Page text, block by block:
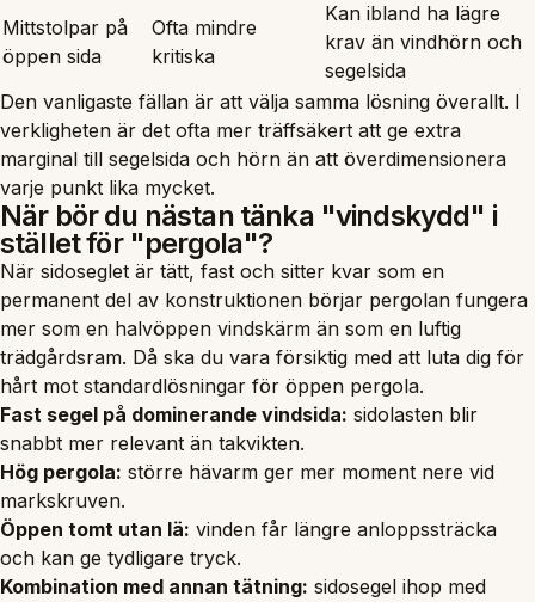
Mittstolpar på
öppen sida
Ofta mindre
kritiska
Kan ibland ha lägre
krav än vindhörn och
segelsida
Den vanligaste fällan är att välja samma lösning överallt. I
verkligheten är det ofta mer träffsäkert att ge extra
marginal till segelsida och hörn än att överdimensionera
varje punkt lika mycket.
När bör du nästan tänka "vindskydd" i
stället för "pergola"?
När sidoseglet är tätt, fast och sitter kvar som en
permanent del av konstruktionen börjar pergolan fungera
mer som en halvöppen vindskärm än som en luftig
trädgårdsram. Då ska du vara försiktig med att luta dig för
hårt mot standardlösningar för öppen pergola.
Fast segel på dominerande vindsida: sidolasten blir
snabbt mer relevant än takvikten.
Hög pergola: större hävarm ger mer moment nere vid
markskruven.
Öppen tomt utan lä: vinden får längre anloppssträcka
och kan ge tydligare tryck.
Kombination med annan tätning: sidosegel ihop med